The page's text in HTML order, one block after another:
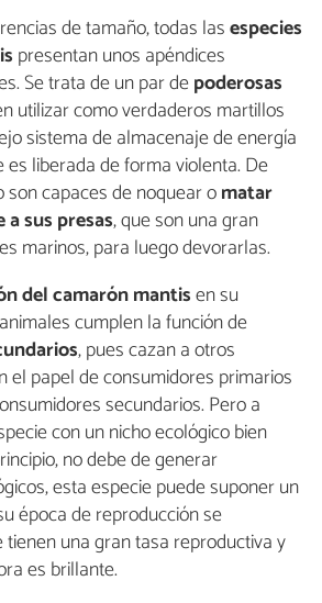
de tamaño, todas lasespecies
presentan unos apéndices
Se trata de un par depoderosas
utilizar como verdaderos martillos
sistema de almacenaje de energía
liberada de forma violenta. De
capaces de noquear omatar
sus presas, que son una gran
marinos, para luego devorarlas.
del camarón mantisen su
cumplen la función de
, pues cazan a otros
el papel de consumidores primarios
secundarios. Pero a
con un nicho ecológico bien
no debe de generar
esta especie puede suponer un
época de reproducción se
una gran tasa reproductiva y
es brillante.